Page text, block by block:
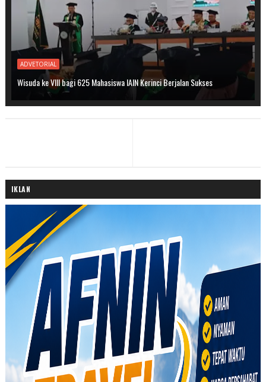
ADVETORIAL
Wisuda ke VIII bagi 625 Mahasiswa IAIN Kerinci Berjalan Sukses
IKLAN